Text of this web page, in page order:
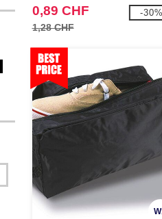
0,89 CHF
1,28 CHF
-30%